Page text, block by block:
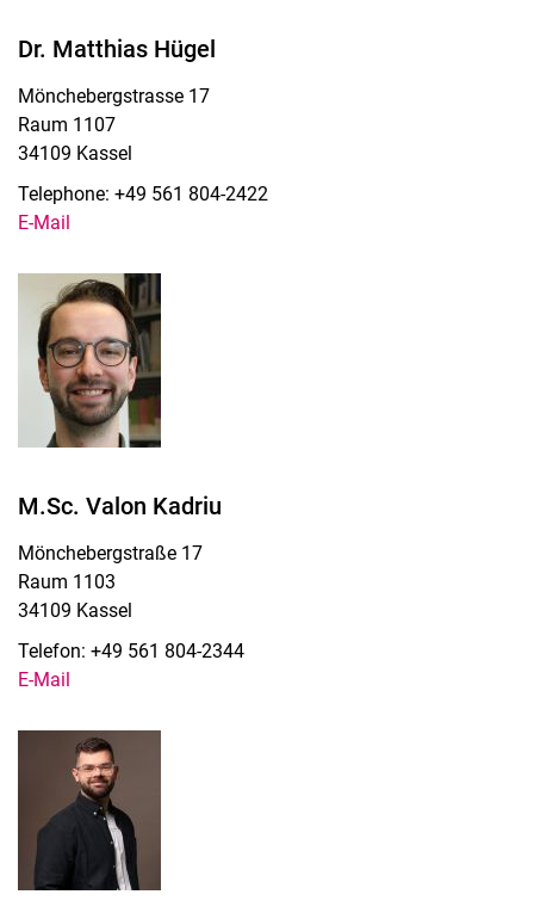
Dr. Matthias Hügel
Mönchebergstrasse 17
Raum 1107
34109 Kassel
Telephone: +49 561 804-2422
E-Mail
M.Sc. Valon Kadriu
Mönchebergstraße 17
Raum 1103
34109 Kassel
Telefon: +49 561 804-2344
E-Mail